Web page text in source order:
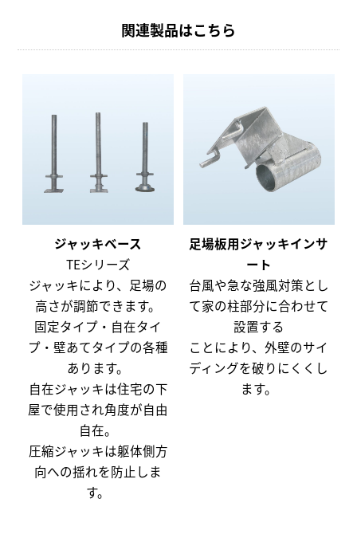
関連製品はこちら
ジャッキベース
TEシリーズ
ジャッキにより、足場の
高さが調節できます。
固定タイプ・自在タイ
プ・壁あてタイプの各種
あります。
自在ジャッキは住宅の下
屋で使用され角度が自由
自在。
圧縮ジャッキは躯体側方
向への揺れを防止しま
す。
足場板用ジャッキインサ
ート
台風や急な強風対策とし
て家の柱部分に合わせて
設置する
ことにより、外壁のサイ
ディングを破りにくくし
ます。